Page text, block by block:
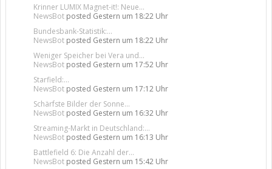
Krinner LUMIX Magnet-it!: Neue...
NewsBot posted Gestern um 18:22 Uhr
Bundesbank-Statistik:...
NewsBot posted Gestern um 18:22 Uhr
Weniger Speicher bei Vera und...
NewsBot posted Gestern um 17:52 Uhr
Starfield:...
NewsBot posted Gestern um 17:12 Uhr
Schärfste Bilder der Sonne...
NewsBot posted Gestern um 16:32 Uhr
Streaming-Markt in Deutschland:...
NewsBot posted Gestern um 16:13 Uhr
Battlefield 6: Die Anzahl der...
NewsBot posted Gestern um 15:42 Uhr